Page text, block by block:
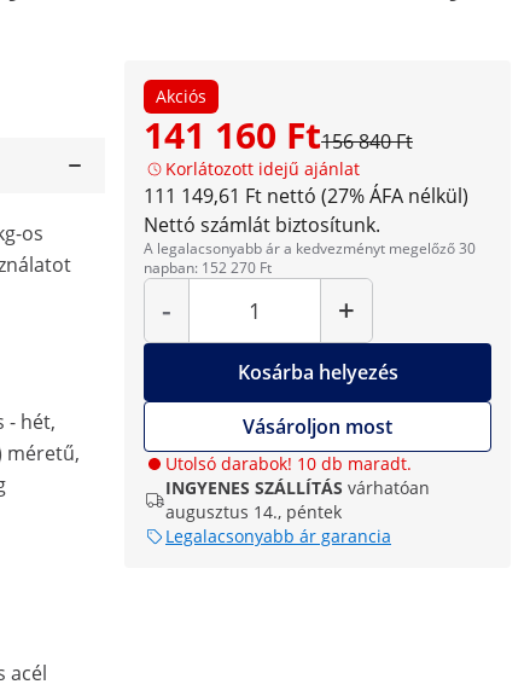
Akciós
141 160 Ft156 840 Ft
Korlátozott idejű ajánlat
111 149,61 Ft nettó (27% ÁFA nélkül)
Nettó számlát biztosítunk.
A legalacsonyabb ár a kedvezményt megelőző 30
napban: 152 270 Ft
-
Mennyiség
+
Kosárba helyezés
Vásároljon most
Utolsó darabok! 10 db maradt.
INGYENES SZÁLLÍTÁS várhatóan
augusztus 14., péntek
Legalacsonyabb ár garancia
os
- hét,
méretű,
acél